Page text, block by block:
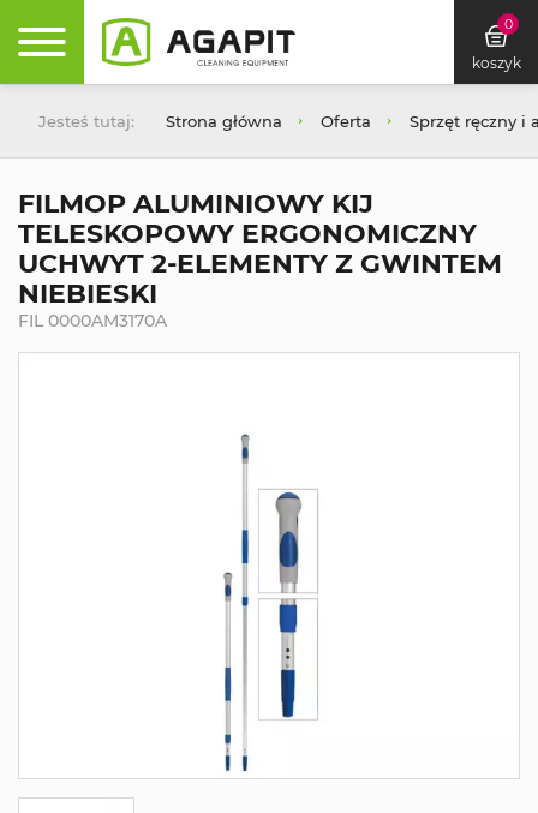
0
koszyk
Jesteś tutaj: Strona główna Oferta Sprzęt ręczny i
FILMOP ALUMINIOWY KIJ
TELESKOPOWY ERGONOMICZNY
UCHWYT 2-ELEMENTY Z GWINTEM
NIEBIESKI
FIL 0000AM3170A